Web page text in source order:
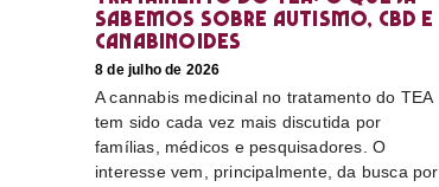
sabemos sobre autismo, CBD e
canabinoides
8 de julho de 2026
A cannabis medicinal no tratamento do TEA
tem sido cada vez mais discutida por
famílias, médicos e pesquisadores. O
interesse vem, principalmente, da busca por